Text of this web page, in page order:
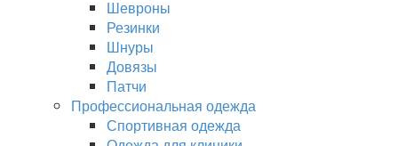
Шевроны
Резинки
Шнуры
Довязы
Патчи
Профессиональная одежда
Спортивная одежда